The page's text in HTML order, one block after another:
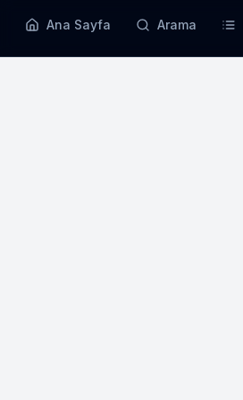
Ana Sayfa Arama